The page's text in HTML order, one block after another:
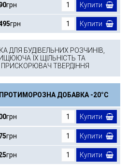
грн Купити
грн Купити
ДЛЯ БУДІВЕЛЬНИХ РОЗЧИНІВ,
ЇХ ЩІЛЬНІСТЬ ТА
ТВЕРДІННЯ
ПРОТИМОРОЗНА ДОБАВКА -20°С
грн Купити
грн Купити
грн Купити